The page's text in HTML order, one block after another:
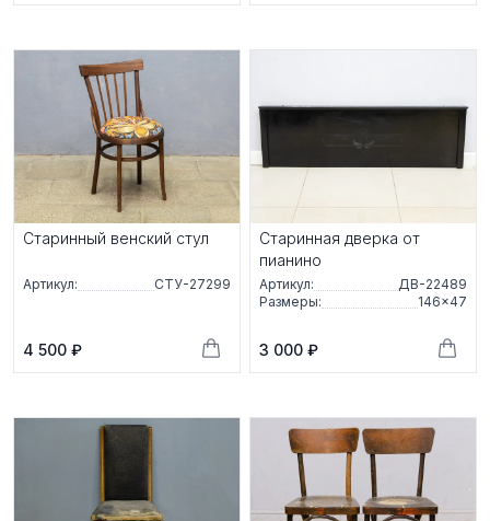
Старинный венский стул
Артикул: СТУ-27299
4 500 ₽
Старинная дверка от
пианино
Артикул:
ДВ-22489
Размеры:
146×47
3 000 ₽